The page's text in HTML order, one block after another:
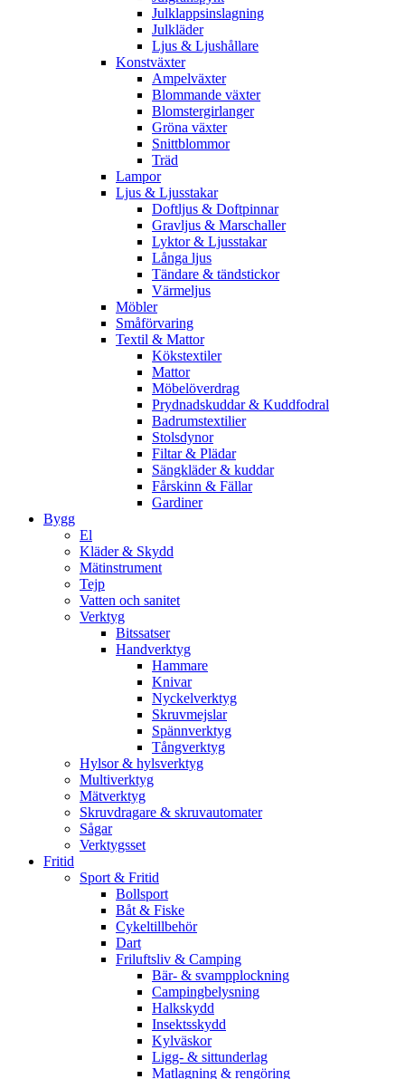
Julklappsinslagning
Julkläder
Ljus & Ljushållare
Konstväxter
Ampelväxter
Blommande växter
Blomstergirlanger
Gröna växter
Snittblommor
Träd
Lampor
Ljus & Ljusstakar
Doftljus & Doftpinnar
Gravljus & Marschaller
Lyktor & Ljusstakar
Långa ljus
Tändare & tändstickor
Värmeljus
Möbler
Småförvaring
Textil & Mattor
Kökstextiler
Mattor
Möbelöverdrag
Prydnadskuddar & Kuddfodral
Badrumstextilier
Stolsdynor
Filtar & Plädar
Sängkläder & kuddar
Fårskinn & Fällar
Gardiner
Bygg
El
Kläder & Skydd
Mätinstrument
Tejp
Vatten och sanitet
Verktyg
Bitssatser
Handverktyg
Hammare
Knivar
Nyckelverktyg
Skruvmejslar
Spännverktyg
Tångverktyg
Hylsor & hylsverktyg
Multiverktyg
Mätverktyg
Skruvdragare & skruvautomater
Sågar
Verktygsset
Fritid
Sport & Fritid
Bollsport
Båt & Fiske
Cykeltillbehör
Dart
Friluftsliv & Camping
Bär- & svampplockning
Campingbelysning
Halkskydd
Insektsskydd
Kylväskor
Ligg- & sittunderlag
Matlagning & rengöring